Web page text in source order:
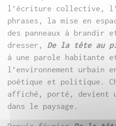
l’écriture collective,
phrases, la mise en
des panneaux à brandir
dresser, De la tête au
à une parole habitante
l’environnement
poétique et politique.
affiché, porté, devient
dans le paysage.